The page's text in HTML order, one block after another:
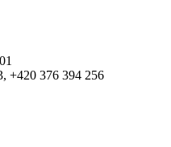
+420 376 394 256